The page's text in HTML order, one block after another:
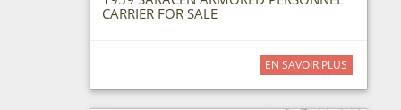
CARRIER FOR SALE
EN SAVOIR PLUS